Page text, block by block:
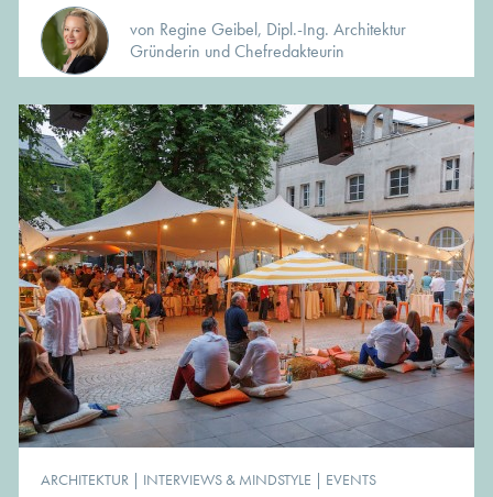
von Regine Geibel, Dipl.-Ing. Architektur
Gründerin und Chefredakteurin
ARCHITEKTUR | INTERVIEWS & MINDSTYLE | EVENTS